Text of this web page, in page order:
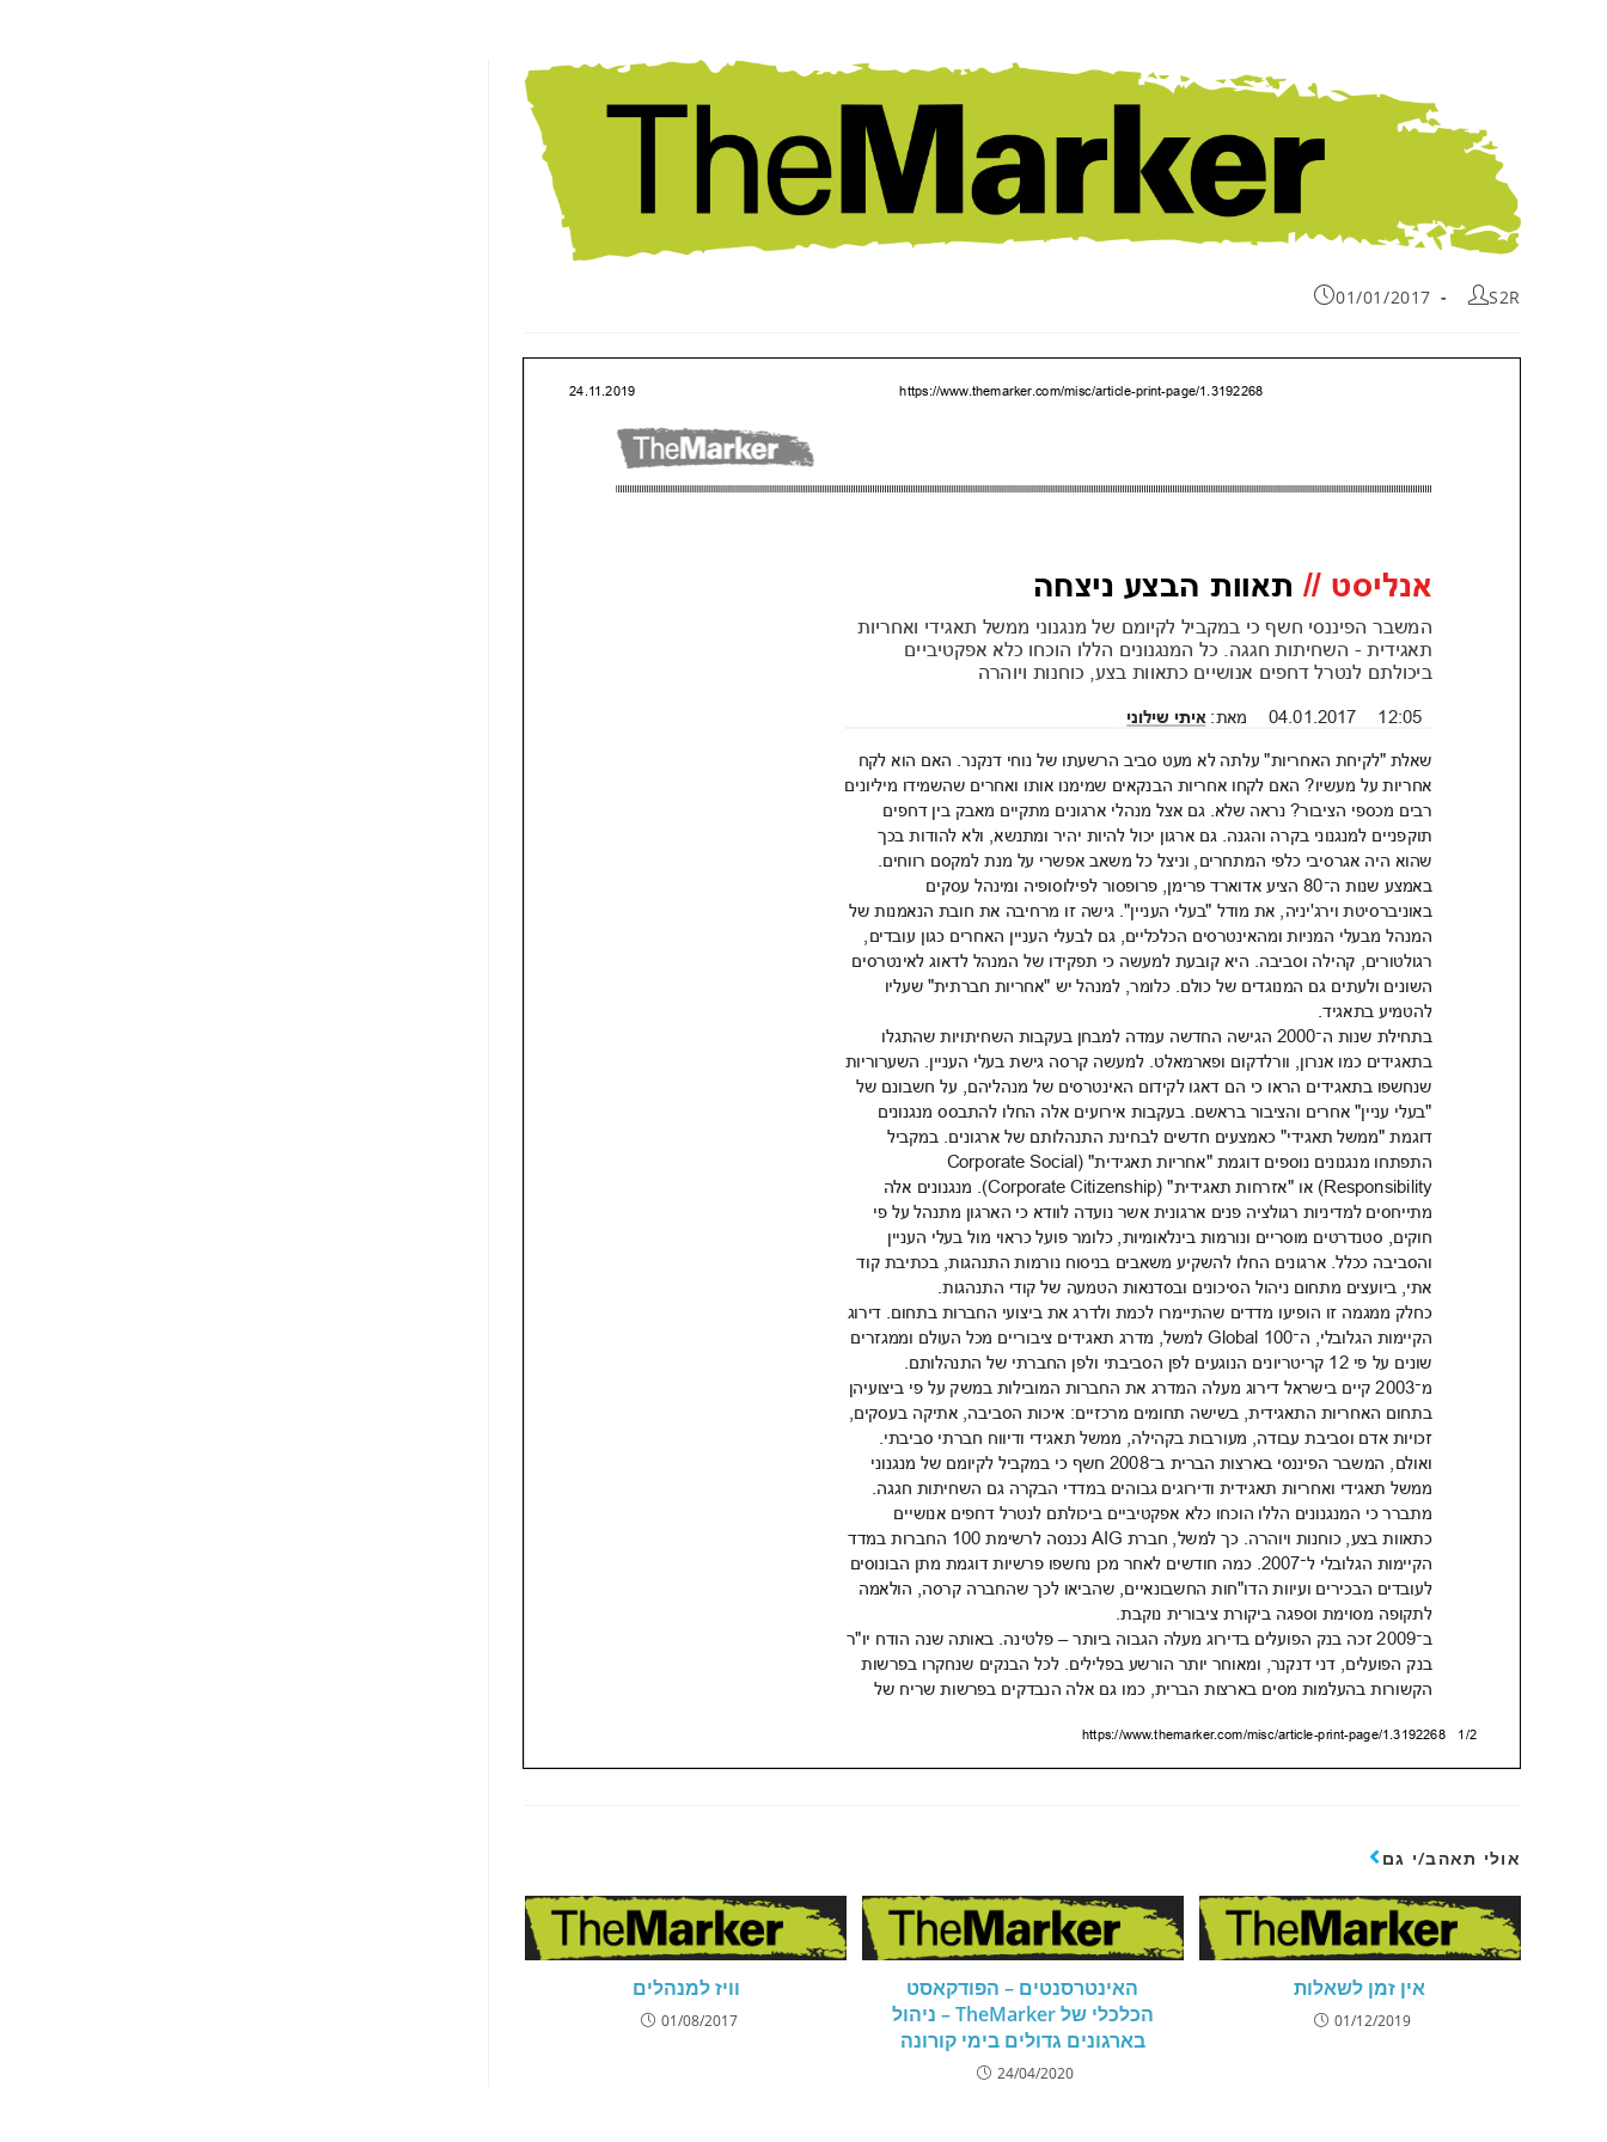
S2R
01/01/2017
אולי תאהב/י גם
וויז למנהלים
01/08/2017
האינטרסנטים – הפודקאסט
הכלכלי של TheMarker – ניהול
בארגונים גדולים בימי קורונה
24/04/2020
אין זמן לשאלות
01/12/2019